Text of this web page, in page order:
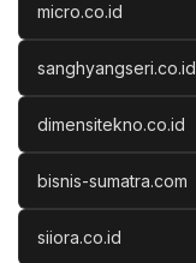
micro.co.id
sanghyangseri.co.id
dimensitekno.co.id
bisnis-sumatra.com
siiora.co.id